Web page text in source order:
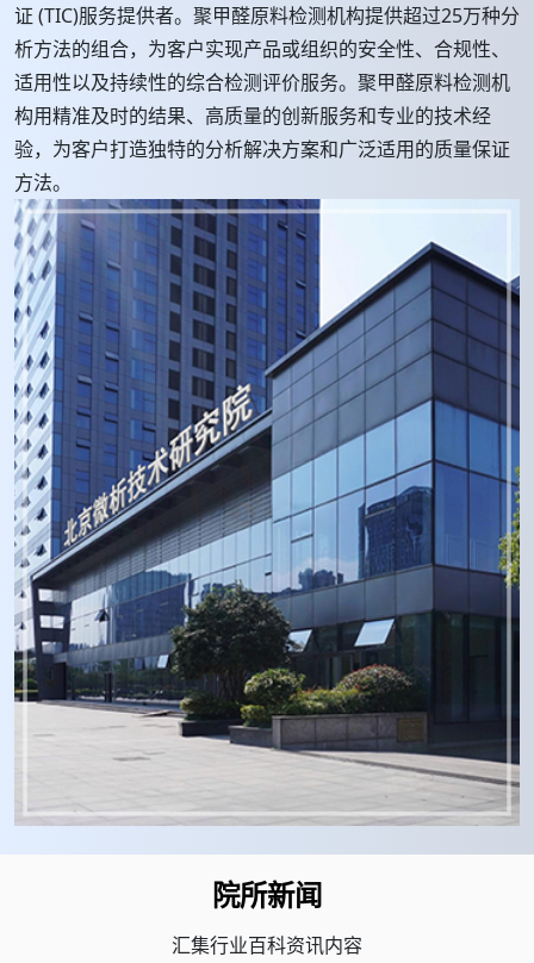
证 (TIC)服务提供者。聚甲醛原料检测机构提供超过25万种分
析方法的组合，为客户实现产品或组织的安全性、合规性、
适用性以及持续性的综合检测评价服务。聚甲醛原料检测机
构用精准及时的结果、高质量的创新服务和专业的技术经
验，为客户打造独特的分析解决方案和广泛适用的质量保证
方法。
院所新闻
汇集行业百科资讯内容